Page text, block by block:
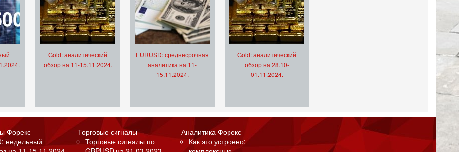
Gold: аналитический
обзор на 11-15.11.2024.
EURUSD: среднесрочная
аналитика на 11-
15.11.2024.
Gold: аналитический
обзор на 28.10-
01.11.2024.
Форекс
недельный
Торговые сигналы
Торговые сигналы по
Аналитика Форекс
Как это устроено: